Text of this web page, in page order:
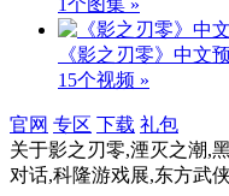
《影之刃零》中文
15个视频 »
官网 专区 下载 礼包
关于影之刃零,湮灭之潮,
对话,科隆游戏展,东方武